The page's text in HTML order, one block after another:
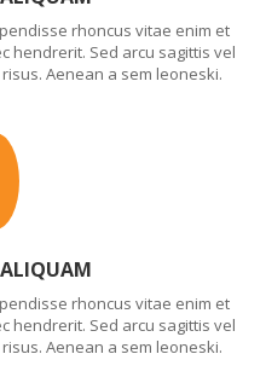
rhoncus vitae enim et
hendrerit. Sed arcu sagittis vel
Aenean a sem leoneski.
rhoncus vitae enim et
hendrerit. Sed arcu sagittis vel
Aenean a sem leoneski.